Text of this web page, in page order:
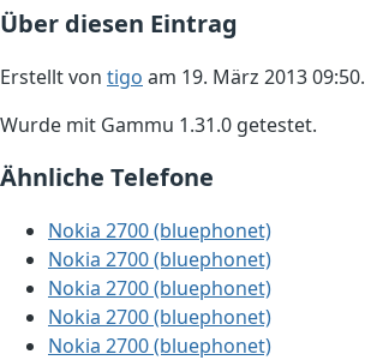
Über diesen Eintrag
Erstellt von tigo am 19. März 2013 09:50.
Wurde mit Gammu 1.31.0 getestet.
Ähnliche Telefone
Nokia 2700 (bluephonet)
Nokia 2700 (bluephonet)
Nokia 2700 (bluephonet)
Nokia 2700 (bluephonet)
Nokia 2700 (bluephonet)